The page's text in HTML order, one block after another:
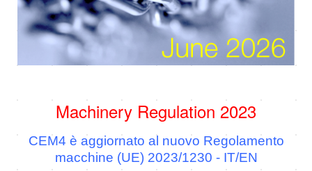
Machinery Regulation 2023
CEM4 è aggiornato al nuovo Regolamento
macchine (UE) 2023/1230 - IT/EN